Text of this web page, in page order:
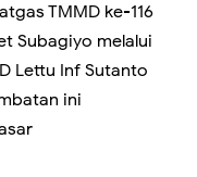
TMMD ke-116
Subagiyo melalui
Lettu Inf Sutanto
ini